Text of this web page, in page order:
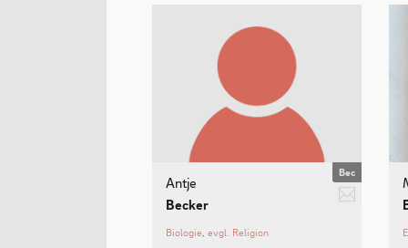
stellvertretende Klassenleitung 8A,
stellvertretender Fachvorsitz Biologie,
Bec
Antje
Becker
Biologie evgl. Religion